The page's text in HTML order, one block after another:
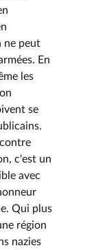
ne peut
En
les
se
c'est un
avec
Qui plus
région
nazies